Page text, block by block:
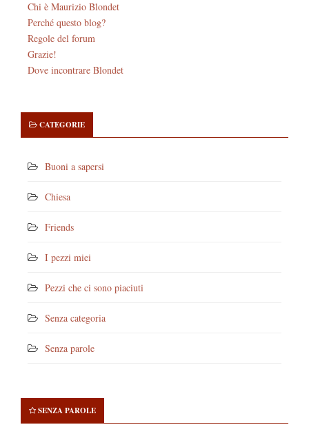
Chi è Maurizio Blondet
Perché questo blog?
Regole del forum
Grazie!
Dove incontrare Blondet
CATEGORIE
Buoni a sapersi
Chiesa
Friends
I pezzi miei
Pezzi che ci sono piaciuti
Senza categoria
Senza parole
SENZA PAROLE